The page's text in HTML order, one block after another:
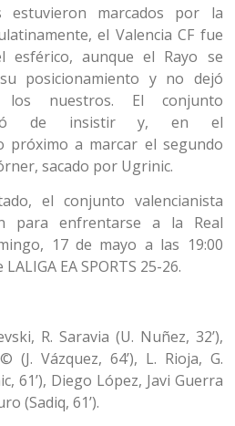
estuvieron marcados por la
el Valencia CF fue
esférico, aunque el Rayo se
posicionamiento y no dejó
nuestros. El conjunto
de insistir y, en el
próximo a marcar el segundo
sacado por Ugrinic.
el conjunto valencianista
para enfrentarse a la Real
17 de mayo a las 19:00
EA SPORTS 25-26.
R. Saravia (U. Nuñez, 32’),
(J. Vázquez, 64’), L. Rioja, G.
61’), Diego López, Javi Guerra
(Sadiq, 61’).